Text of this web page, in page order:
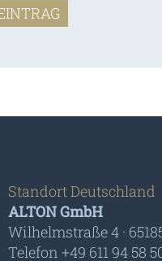
Standort Deutschland
ALTON GmbH
Wilhelmstraße 4 ·
Telefon +49 611 94 58